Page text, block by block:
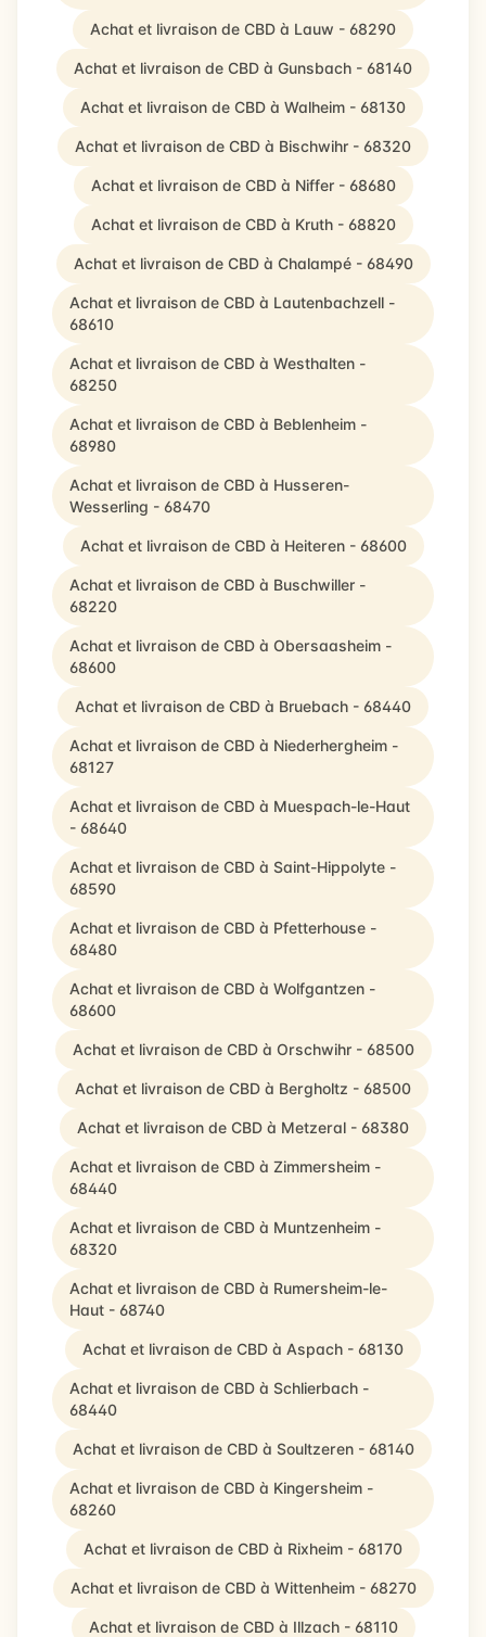
Achat et livraison de CBD à Lauw - 68290
Achat et livraison de CBD à Gunsbach - 68140
Achat et livraison de CBD à Walheim - 68130
Achat et livraison de CBD à Bischwihr - 68320
Achat et livraison de CBD à Niffer - 68680
Achat et livraison de CBD à Kruth - 68820
Achat et livraison de CBD à Chalampé - 68490
Achat et livraison de CBD à Lautenbachzell -
68610
Achat et livraison de CBD à Westhalten -
68250
Achat et livraison de CBD à Beblenheim -
68980
Achat et livraison de CBD à Husseren-
Wesserling - 68470
Achat et livraison de CBD à Heiteren - 68600
Achat et livraison de CBD à Buschwiller -
68220
Achat et livraison de CBD à Obersaasheim -
68600
Achat et livraison de CBD à Bruebach - 68440
Achat et livraison de CBD à Niederhergheim -
68127
Achat et livraison de CBD à Muespach-le-Haut
- 68640
Achat et livraison de CBD à Saint-Hippolyte -
68590
Achat et livraison de CBD à Pfetterhouse -
68480
Achat et livraison de CBD à Wolfgantzen -
68600
Achat et livraison de CBD à Orschwihr - 68500
Achat et livraison de CBD à Bergholtz - 68500
Achat et livraison de CBD à Metzeral - 68380
Achat et livraison de CBD à Zimmersheim -
68440
Achat et livraison de CBD à Muntzenheim -
68320
Achat et livraison de CBD à Rumersheim-le-
Haut - 68740
Achat et livraison de CBD à Aspach - 68130
Achat et livraison de CBD à Schlierbach -
68440
Achat et livraison de CBD à Soultzeren - 68140
Achat et livraison de CBD à Kingersheim -
68260
Achat et livraison de CBD à Rixheim - 68170
Achat et livraison de CBD à Wittenheim - 68270
Achat et livraison de CBD à Illzach - 68110